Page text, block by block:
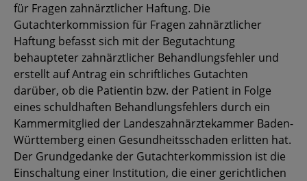
für Fragen zahnärztlicher Haftung. Die
Gutachterkommission für Fragen zahnärztlicher
Haftung befasst sich mit der Begutachtung
behaupteter zahnärztlicher Behandlungsfehler und
erstellt auf Antrag ein schriftliches Gutachten
darüber, ob die Patientin bzw. der Patient in Folge
eines schuldhaften Behandlungsfehlers durch ein
Kammermitglied der Landeszahnärztekammer Baden-
Württemberg einen Gesundheitsschaden erlitten hat.
Der Grundgedanke der Gutachterkommission ist die
Einschaltung einer Institution, die einer gerichtlichen